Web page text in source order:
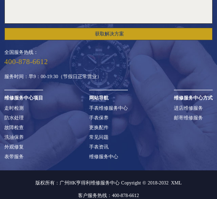
获取解决方案
全国服务热线：
400-878-6612
服务时间：早9：00-19:30（节假日正常营业）
维修服务中心项目
走时检测
防水处理
故障检查
洗油保养
外观修复
表带服务
网站导航
手表维修服务中心
手表保养
更换配件
常见问题
手表资讯
维修服务中心
维修服务中心方式
进店维修服务
邮寄维修服务
版权所有：广州HK亨得利维修服务中心 Copyright © 2018-2032 XML
客户服务热线：400-878-6612